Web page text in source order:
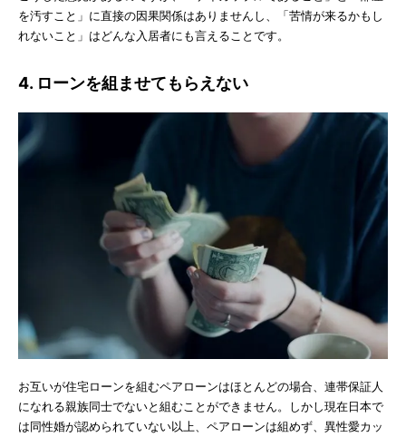
を汚すこと」に直接の因果関係はありませんし、「苦情が来るかもし
れないこと」はどんな入居者にも言えることです。
4. ローンを組ませてもらえない
お互いが住宅ローンを組むペアローンはほとんどの場合、連帯保証人
になれる親族同士でないと組むことができません。しかし現在日本で
は同性婚が認められていない以上、ペアローンは組めず、異性愛カッ